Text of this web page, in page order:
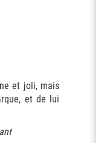
et joli, mais
et de lui